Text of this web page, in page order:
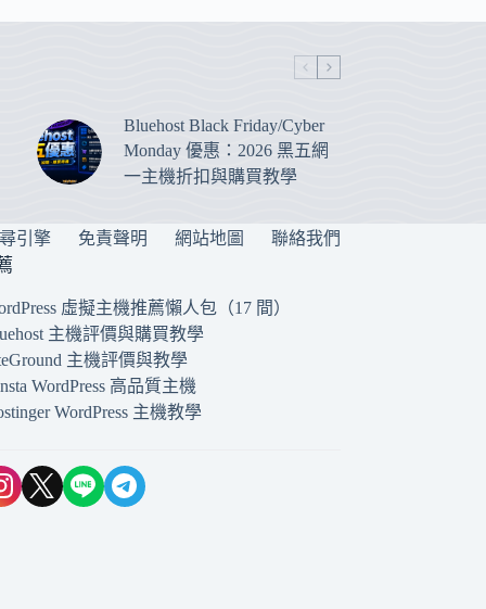
Bluehost Black Friday/Cyber
Monday 優惠：2026 黑五網
一主機折扣與購買教學
引擎 免責聲明 網站地圖 聯絡我們
虛擬主機推薦懶人包（17 間）
主機評價與購買教學
主機評價與教學
WordPress 高品質主機
WordPress 主機教學